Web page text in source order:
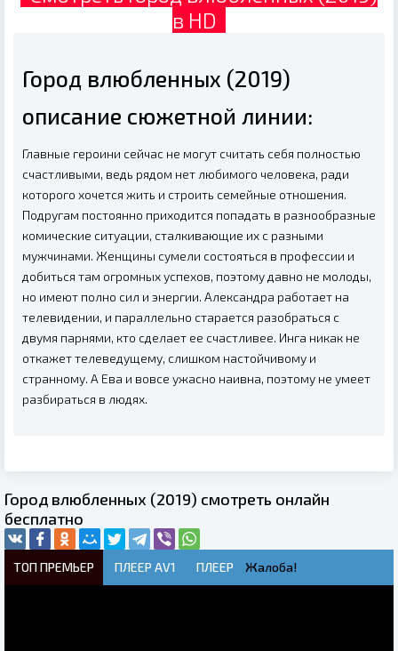
в HD
Город влюбленных (2019)
описание сюжетной линии:
Главные героини сейчас не могут считать себя полностью
счастливыми, ведь рядом нет любимого человека, ради
которого хочется жить и строить семейные отношения.
Подругам постоянно приходится попадать в разнообразные
комические ситуации, сталкивающие их с разными
мужчинами. Женщины сумели состояться в профессии и
добиться там огромных успехов, поэтому давно не молоды,
но имеют полно сил и энергии. Александра работает на
телевидении, и параллельно старается разобраться с
двумя парнями, кто сделает ее счастливее. Инга никак не
откажет телеведущему, слишком настойчивому и
странному. А Ева и вовсе ужасно наивна, поэтому не умеет
разбираться в людях.
Город влюбленных (2019) смотреть онлайн
бесплатно
ТОП ПРЕМЬЕР ПЛЕЕР AV1 ПЛЕЕР Жалоба!